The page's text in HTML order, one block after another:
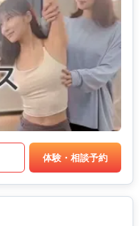
体験・相談予約